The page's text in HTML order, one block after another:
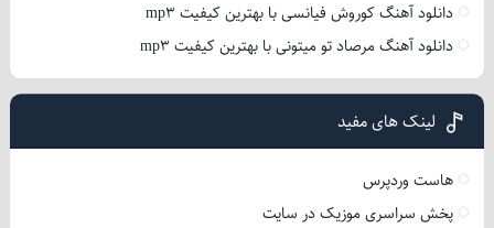
دانلود آهنگ کوروش فیانسی با بهترین کیفیت mp3
دانلود آهنگ مرصاد تو میتونی با بهترین کیفیت mp3
لینک های مفید
هاست وردپرس
پخش سراسری موزیک در سایت